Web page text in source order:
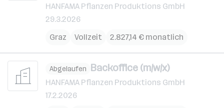
HANFAMA Pflanzen Produktions GmbH
29.3.2026
Graz
Vollzeit 2.827,14 € monatlich
Abgelaufen Backoffice (m/w/x)
HANFAMA Pflanzen Produktions GmbH
17.2.2026